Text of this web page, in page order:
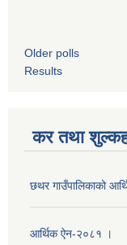
Older polls
Results
कर तथा
छथर गाउँपालिकाको
आर्थिक ऐन-२०८१ ।